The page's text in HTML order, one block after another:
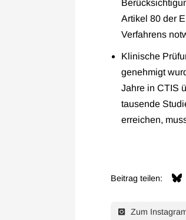
Artikel 80 der
Verfahrens
Klinische
genehmigt
Jahre in CTIS
tausende
erreichen,
Beitrag teilen:
Zum